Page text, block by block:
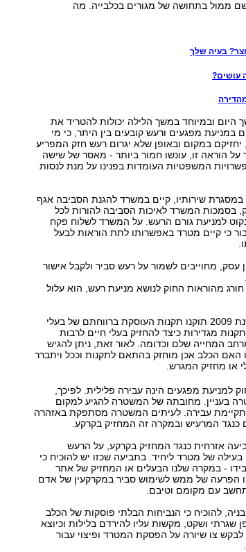
ממול בתחושה של מגורים בכלבייה. מה
בעיה שלך
עושים?
היום ובמיוחד במשך הלילה יכולות להטריד את
במניעת מפגעים ורעש קובעים בין היתר, כי מי
יחזיקם במקום ובאופן שלא יגרום רעש חזק המפריע
על הוראה זו, עונשו חמור ביותר - מאסר של שישה
המשפטיות העומדות בפנינו על מנת לנסות
במסגרת שירותיו, קיים במשרד להגנת הסביבה אגף
בסמכות המשרד לאיכות הסביבה להורות לכל
למניעת גורם הרעש. על המשרד לשלוח פקח
כי קיים מטרד באפשרותו לתת הוראות לבעל
עסק, מחוייבים לשמור על רעש סביר ולקבל אישור
מהוראות החוק לנושא מניעת רעש, הוא עלול
- בשנת 2009 תוקנו תקנות העוסקת ברווחתם של בעלי
מגדירות כיצד להחזיק בעלי חיים לרבות
המחייה שלם וכדומה. לאור זאת, ניתן להגיש
הכלב אכן מוחזק בהתאם לתקנות וככל ויתברר
או מחזיק המגרש.
למניעת מפגעים הינה עבירה פלילית. לפיכך,
בעניין. מחובתה של המשטרה להגיע למקום
עבירה. לעיתים המשטרה מסתפקת באזהרה
המרעיש ובמקרה זה המחזיק בקרקע.
אזרחית כנגד המחזיק בקרקע, על הרעש
של מטרד ליחיד. בתביעה שכזו יש להוכיח כי
- במקרה שלנו הבעלים או המחזיק של אתר
הפרעה של ממש לשימוש סביר במקרקעין של אדם
עם מקומם וטיבם.
להוכיח כי הנביחות הבלתי פוסקות של הכלב
שגרתי ושקט, מקשות עליו להירדם בלילות וכיוצא
צו שיורה על הפסקת המטרד ופיצוי עבור